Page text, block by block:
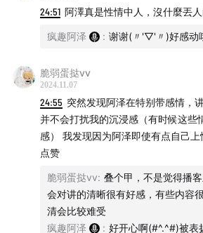
欢迎考古往期节目
致命女人：人肉烧腊杀人案
反转！贩卖少女自救案
济南！震惊FBI的山东男人
24:51 阿澤真是性情中人，沒什麼丟
疯趣阿泽 : 谢谢(〃'▽'〃)好感动
脆弱蛋挞vv
2024.11.07
24:55 突然发现阿泽在特别带感情，
并不会打扰我的沉浸感（有时候这些
感） 我发现因为阿泽即使有点自己上
点赞
脆弱蛋挞vv: 叠个甲，不是觉得播
会对讲的清晰很有好感，有些内容
清会比较难受
疯趣阿泽
: 好开心啊(#^.^#)被表